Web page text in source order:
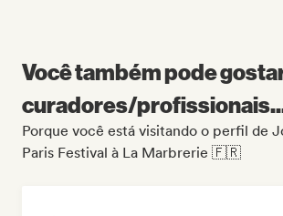
Você também pode
curadores/
Porque você está visitando o perfil de
Paris Festival à La Marbrerie 🇫🇷